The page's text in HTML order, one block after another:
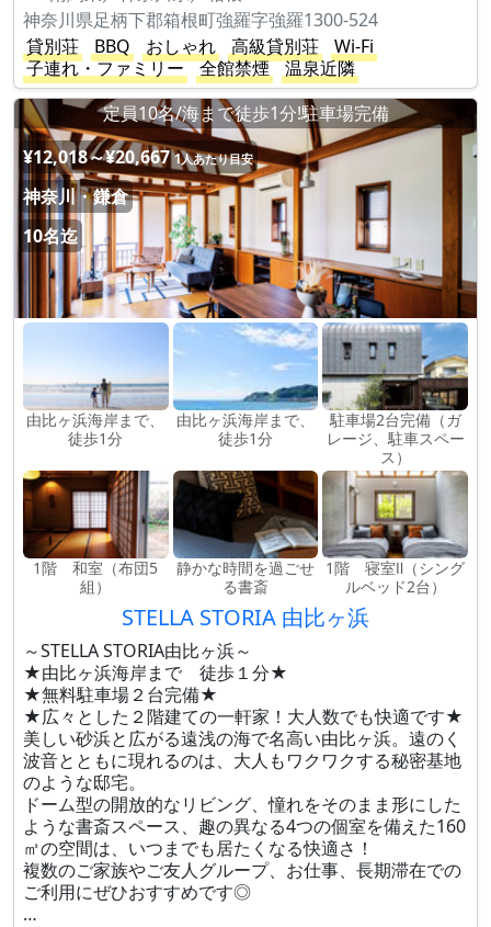
神奈川県足柄下郡箱根町強羅字強羅1300-524
貸別荘
BBQ おしゃれ 高級貸別荘
Wi-Fi
子連れ・ファミリー
全館禁煙
温泉近隣
定員10名/海まで徒歩1分!駐車場完備
¥12,018～¥20,667 1人あたり目安
神奈川・鎌倉
10名迄
由比ヶ浜海岸まで、
徒歩1分
由比ヶ浜海岸まで、
徒歩1分
駐車場2台完備（ガ
レージ、駐車スペー
ス）
1階 和室（布団5
組）
静かな時間を過ごせ
る書斎
1階 寝室Ⅱ（シング
ルベッド2台）
STELLA STORIA 由比ヶ浜
～STELLA STORIA由比ヶ浜～
★由比ヶ浜海岸まで 徒歩１分★
★無料駐車場２台完備★
★広々とした２階建ての一軒家！大人数でも快適です★
美しい砂浜と広がる遠浅の海で名高い由比ヶ浜。遠のく
波音とともに現れるのは、大人もワクワクする秘密基地
のような邸宅。
ドーム型の開放的なリビング、憧れをそのまま形にした
ような書斎スペース、趣の異なる4つの個室を備えた160
㎡の空間は、いつまでも居たくなる快適さ！
複数のご家族やご友人グループ、お仕事、長期滞在での
ご利用にぜひおすすめです◎
…